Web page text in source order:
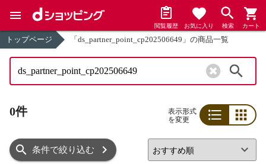
閲覧履歴 お気に入り 検索 カート
トップページ 「ds_partner_point_cp202506649」の商品一覧
0件
表示形式
を変更
条件で絞り込む